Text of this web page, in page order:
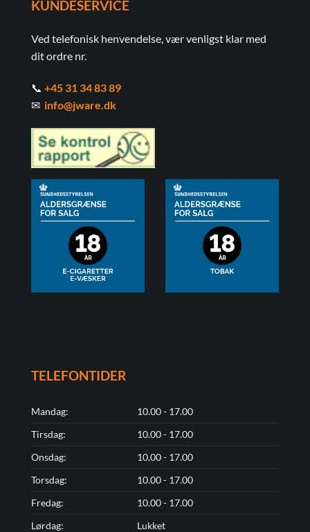
KUNDESERVICE
Ved telefonisk henvendelse, vær venligst klar med
dit ordre nr.
📞 +45 31 34 83 89
✉ info@jware.dk
TELEFONTIDER
Mandag:
10.00 - 17.00
Tirsdag:
10.00 - 17.00
Onsdag:
10.00 - 17.00
Torsdag:
10.00 - 17.00
Fredag:
10.00 - 17.00
Lørdag:
Lukket